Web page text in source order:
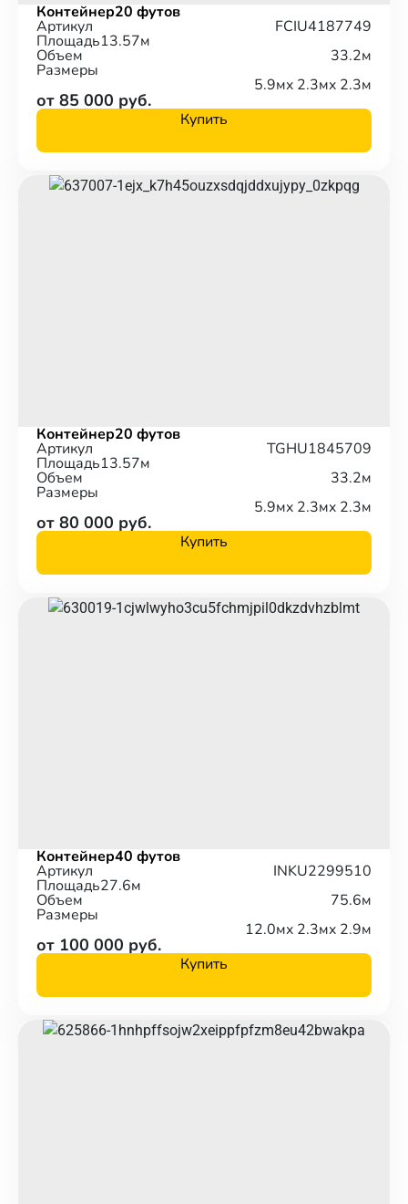
Контейнер20 футов
Артикул FCIU4187749
Площадь13.57м
Объем 33.2м
Размеры
5.9мx 2.3мx 2.3м
от 85 000 руб.
Купить
Контейнер20 футов
Артикул TGHU1845709
Площадь13.57м
Объем 33.2м
Размеры
5.9мx 2.3мx 2.3м
от 80 000 руб.
Купить
Контейнер40 футов
Артикул INKU2299510
Площадь27.6м
Объем 75.6м
Размеры
12.0мx 2.3мx 2.9м
от 100 000 руб.
Купить